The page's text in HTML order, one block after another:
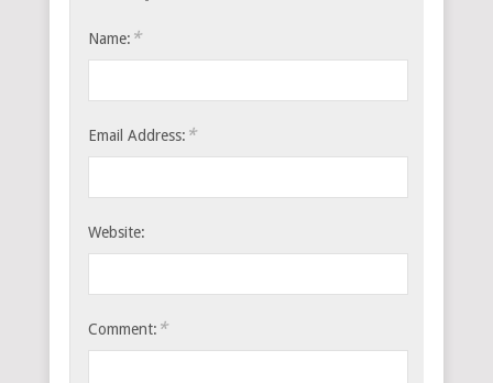
Name: *
Email Address: *
Website:
Comment: *